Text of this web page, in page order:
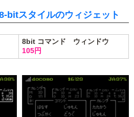
bitスタイルのウィジェット
8bit コマンド ウィンドウ
105円